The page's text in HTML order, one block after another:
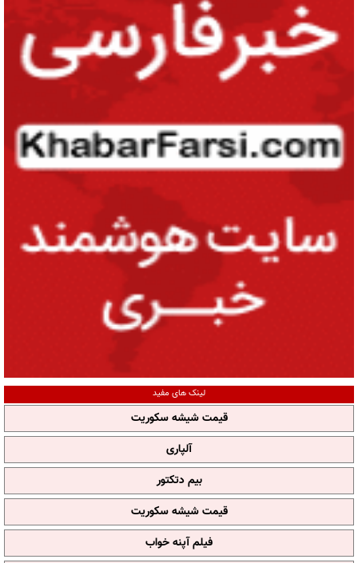
لینک های مفید
قیمت شیشه سکوریت
آلپاری
بیم دتکتور
قیمت شیشه سکوریت
فیلم آپنه خواب